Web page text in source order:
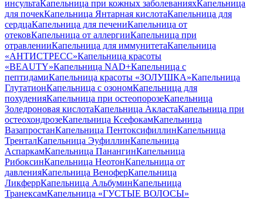
инсультаКапельница при кожных заболеванияхКапельница
для почекКапельница Янтарная кислотаКапельница для
сердцаКапельница для печениКапельница от
отековКапельница от аллергииКапельница при
отравленииКапельница для иммунитетаКапельница
«АНТИСТРЕСС»Капельница красоты
«BEAUTY»Капельница NAD+Капельница с
пептидамиКапельница красоты «ЗОЛУШКА»Капельница
ГлутатионКапельница с озономКапельница для
похуденияКапельница при остеопорозеКапельница
Золедроновая кислотаКапельница АкластаКапельница при
остеохондрозеКапельница КсефокамКапельница
ВазапростанКапельница ПентоксифиллинКапельница
ТренталКапельница ЭуфиллинКапельница
АспаркамКапельница ПанангинКапельница
РибоксинКапельница НеотонКапельница от
давленияКапельница ВеноферКапельница
ЛикферрКапельница АльбуминКапельница
ТранексамКапельница «ГУСТЫЕ ВОЛОСЫ»